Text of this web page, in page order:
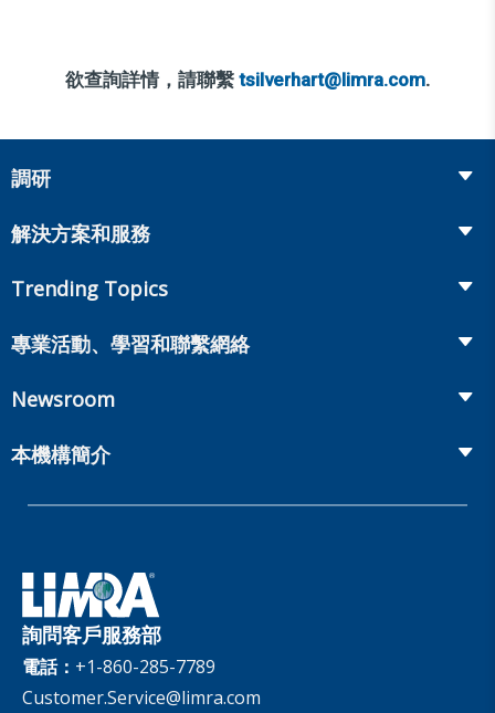
欲查詢詳情，請聯繫 tsilverhart@limra.com.
調研
Insurance
Annuities
Workplace Benefits
Annual Research Agenda
Benchmarks
Experience Studies
InfoCenter
解決方案和服務
Onboarding and Development
Market Development and Monitoring
Trending Topics
Life Insurance
Annuities
Publications & Podcasts
Retirement Income Resources
專業活動、學習和聯繫網絡
Committees and Study Groups
Newsroom
Fact Tank
Publications and Podcasts
本機構簡介
治理
Careers
The InfoCenter
詢問客戶服務部
電話： +1-860-285-7789
Customer.Service@limra.com